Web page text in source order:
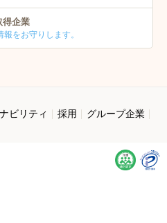
得企業
報をお守りします。
ビリティ 採用
グループ企業